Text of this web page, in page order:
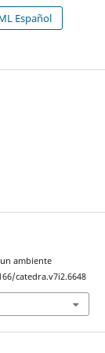
Español
ambiente
catedra.v7i2.6648